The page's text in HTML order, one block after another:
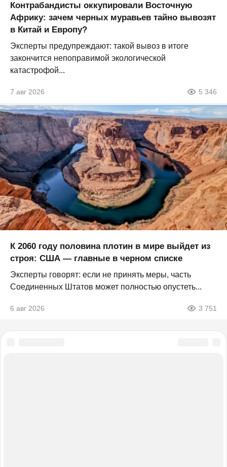
Контрабандисты оккупировали Восточную
Африку: зачем черных муравьев тайно вывозят
в Китай и Европу?
Эксперты предупреждают: такой вывоз в итоге
закончится непоправимой экологической
катастрофой...
7 авг 2026 5 346
К 2060 году половина плотин в мире выйдет из
строя: США — главные в черном списке
Эксперты говорят: если не принять меры, часть
Соединенных Штатов может полностью опустеть...
6 авг 2026 3 751